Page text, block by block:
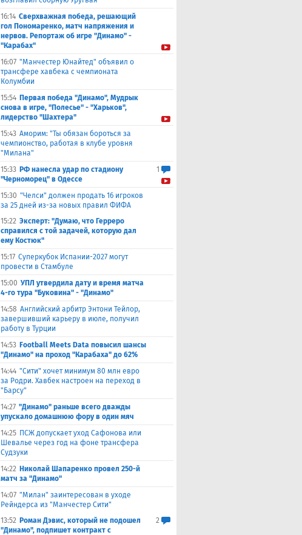
16:14 Сверхважная победа, решающий
гол Пономаренко, матч напряжения и
нервов. Репортаж об игре "Динамо" -
"Карабах"
16:07 "Манчестер Юнайтед" объявил о
трансфере хавбека с чемпионата
Колумбии
15:54 Первая победа "Динамо", Мудрык
снова в игре, "Полесье" - "Харьков",
лидерство "Шахтера"
15:43 Аморим: "Ты обязан бороться за
чемпионство, работая в клубе уровня
"Милана"
15:33 РФ нанесла удар по стадиону
"Черноморец" в Одессе
1
15:30 "Челси" должен продать 16 игроков
за 25 дней из-за новых правил ФИФА
15:22 Эксперт: "Думаю, что Герреро
справился с той задачей, которую дал
ему Костюк"
15:17 Суперкубок Испании-2027 могут
провести в Стамбуле
15:00 УПЛ утвердила дату и время матча
4-го тура "Буковина" - "Динамо"
14:58 Английский арбитр Энтони Тейлор,
завершивший карьеру в июле, получил
работу в Турции
14:53 Football Meets Data повысил шансы
"Динамо" на проход "Карабаха" до 62%
14:44 "Сити" хочет минимум 80 млн евро
за Родри. Хавбек настроен на переход в
"Барсу"
14:27 "Динамо" раньше всего дважды
упускало домашнюю фору в один мяч
14:25 ПСЖ допускает уход Сафонова или
Шевалье через год на фоне трансфера
Судзуки
14:22 Николай Шапаренко провел 250-й
матч за "Динамо"
14:07 "Милан" заинтересован в уходе
Рейндерса из "Манчестер Сити"
13:52 Роман Дэвис, который не подошел
"Динамо", подпишет контракт с
2